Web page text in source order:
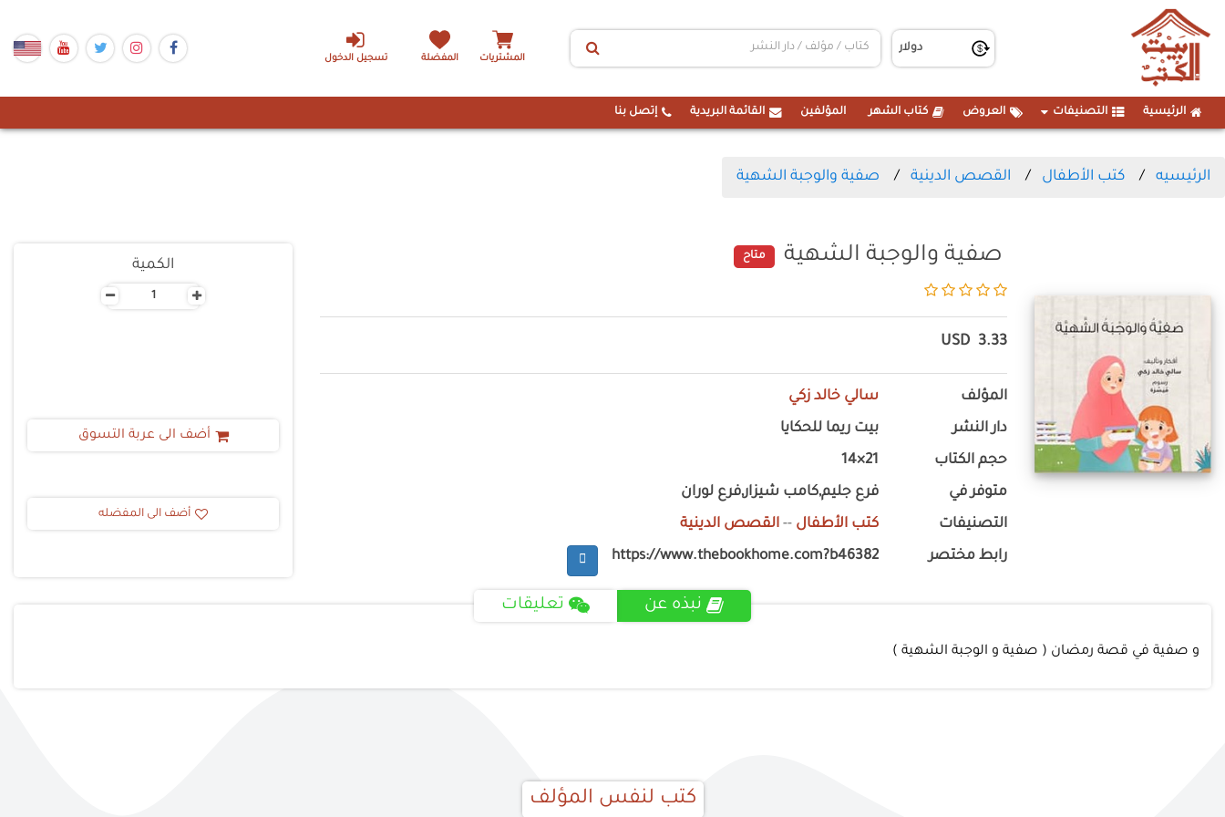
تسجيل الدخول المشتريات المفضلة
الرئيسية التصنيفات العروض كتاب الشهر المؤلفين القائمة البريدية إتصل بنا
الرئيسيه كتب الأطفال القصص الدينية صفية والوجبة الشهية
صفية والوجبة الشهية متاح
3.33
USD
المؤلف سالي خالد زكي
دار النشر بيت ريما للحكايا
حجم الكتاب 21×14
متوفر في فرع جليم,كامب شيزار,فرع لوران
التصنيفات كتب الأطفال -- القصص الدينية
رابط مختصر https://www.thebookhome.com?b46382
الكمية
- +
أضف الى عربة التسوق
أضف الى المفضله
نبذه عن تعليقات
و صفية في قصة رمضان ( صفية و الوجبة الشهية )
كتب لنفس المؤلف